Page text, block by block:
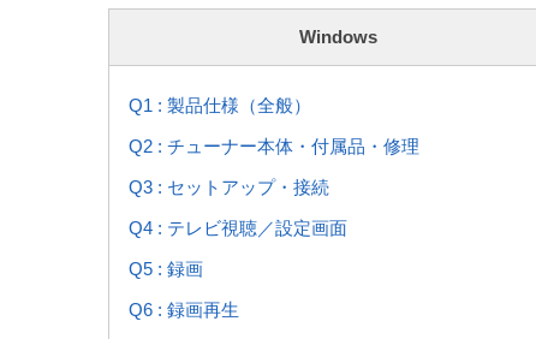
Windows
Q1 : 製品仕様（全般）
Q2 : チューナー本体・付属品・修理
Q3 : セットアップ・接続
Q4 : テレビ視聴／設定画面
Q5 : 録画
Q6 : 録画再生